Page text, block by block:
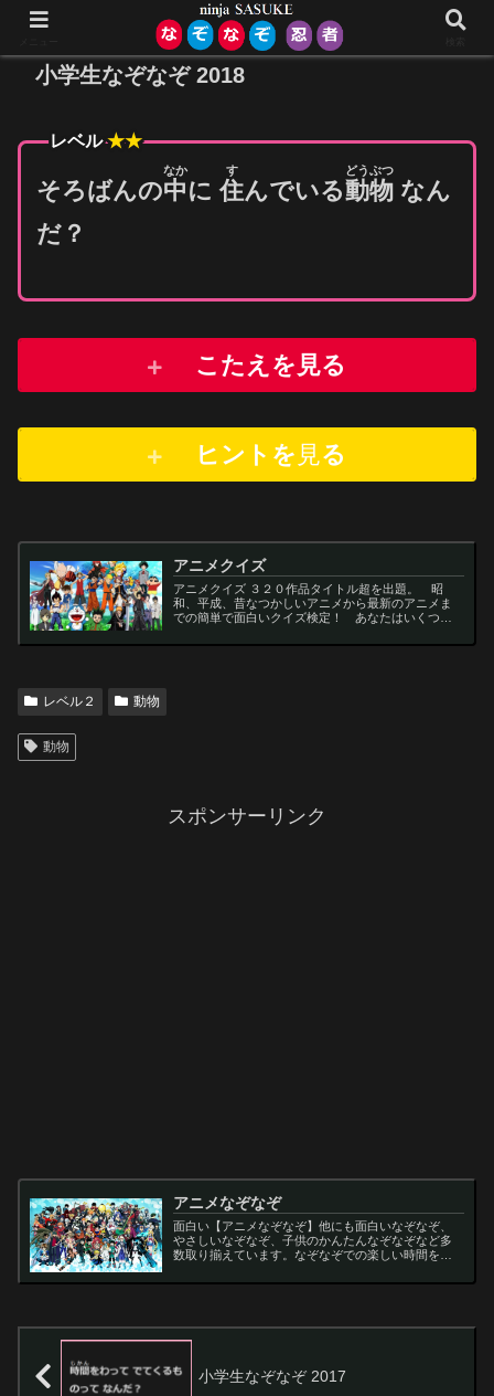
小学生なぞなぞ 2018
レベル★★
そろばんの中
なか
に住
す
んでいる動物
どうぶつ
なん
だ？
こたえを見る
ヒントを 見る
アニメクイズ
アニメクイズ ３２０作品タイトル超を出題。 昭
和、平成、昔なつかしいアニメから最新のアニメま
での簡単で面白いクイズ検定！ あなたはいくつわ
ど一問一答から3択・4択問題までの小学生の簡単問
レベル２ 動物
動物
スポンサーリンク
アニメなぞなぞ
面白い【アニメなぞなぞ】他にも面白いなぞなぞ、
やさしいなぞなぞ、子供のかんたんなぞなぞなど多
数取り揃えています。なぞなぞでの楽しい時間をお
小学生なぞなぞ 2017